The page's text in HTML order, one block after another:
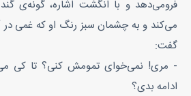
فرومی‌دهد و با انگشت اشاره، گونه‌ی
می‌کند و به چشمان سبز رنگ او که غمی در
گفت:
- مری! نمی‌خوای تمومش کنی؟ تا کی
ادامه بدی؟